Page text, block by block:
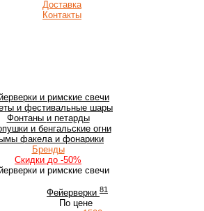
Доставка
Контакты
и римские свечи
и фестивальные шары
Фонтаны и петарды
и бенгальские огни
факела и фонарики
Бренды
Скидки до -50%
и римские свечи
Фейерверки 81
По цене